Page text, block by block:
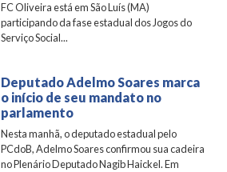
FC Oliveira está em São Luís (MA)
participando da fase estadual dos Jogos do
Serviço Social...
Deputado Adelmo Soares marca
o início de seu mandato no
parlamento
Nesta manhã, o deputado estadual pelo
PCdoB, Adelmo Soares confirmou sua cadeira
no Plenário Deputado Nagib Haickel. Em